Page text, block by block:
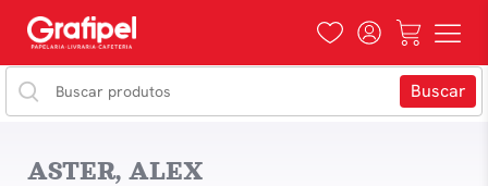
ASTER, ALEX